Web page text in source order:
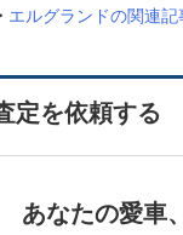
エルグランドの関連記
定を依頼する
あなたの愛車